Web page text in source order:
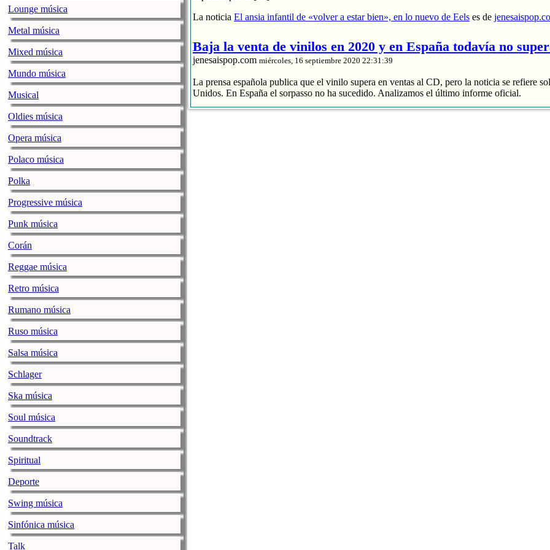
Lounge música
Metal música
Mixed música
Mundo música
Musical
Oldies música
Opera música
Polaco música
Polka
Progressive música
Punk música
Corán
Reggae música
Retro música
Rumano música
Ruso música
Salsa música
Schlager
Ska música
Soul música
Soundtrack
Spiritual
Deporte
Swing música
Sinfónica música
Talk
Su nombre:
La noticia El ansia infantil de «volver a estar bien», en lo nuevo de Eels es de
Baja la venta de vinilos en 2020 y en España todavía no
jenesaispop.com miércoles, 16 septiembre 2020 22:31:39
La prensa española publica que el vinilo supera en ventas al CD, pero la noticia se refiere
Unidos. En España el sorpasso no ha sucedido. Analizamos el último informe oficial.
El streaming produce un 88% de los ingresos